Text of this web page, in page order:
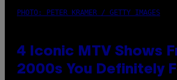
PHOTO: PETER KRAMER / GETTY IMAGES
4 Iconic MTV Shows
2000s You Definitely